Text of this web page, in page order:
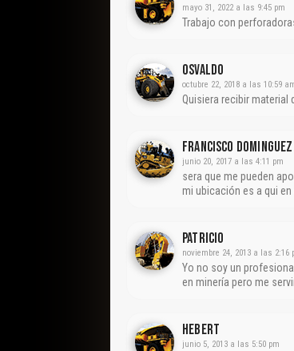
mayo 31, 2022 a las 9:45 pm
Trabajo con
Osvaldo
octubre 22, 2018 a las 10:59
Quisiera recibir material
Francisco Dominguez
junio 20, 2017 a las 4:11 pm
sera que me pueden
mi ubicación es a qui
Patricio
noviembre 24, 2013 a las 2:16
Yo no soy un
en minería pero me
Hebert
junio 5, 2013 a las 5:50 pm